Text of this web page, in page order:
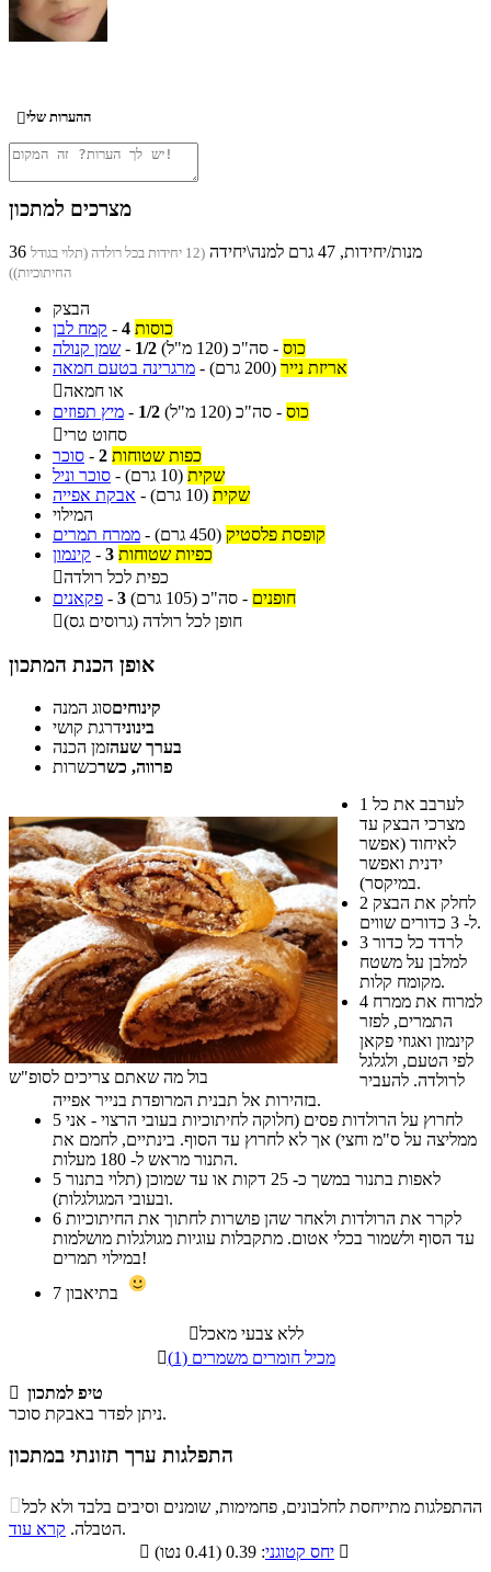
ההערות שלי
מצרכים למתכון
36 מנות/יחידות, 47 גרם למנה\יחידה
(12 יחידות בכל רולדה (תלוי בגודל
החיתוכיות))
הבצק
קמח לבן - 4 כוסות
שמן קנולה - 1/2 כוס - סה"כ (120 מ"ל)
מרגרינה בטעם חמאה - אריזת נייר (200 גרם)
או חמאה
מיץ תפוזים - 1/2 כוס - סה"כ (120 מ"ל)
סחוט טרי
סוכר - 2 כפות שטוחות
סוכר וניל - שקית (10 גרם)
אבקת אפייה - שקית (10 גרם)
המילוי
ממרח תמרים - קופסת פלסטיק (450 גרם)
קינמון - 3 כפיות שטוחות
כפית לכל רולדה
פקאנים - 3 חופנים - סה"כ (105 גרם)
חופן לכל רולדה (גרוסים גס)
אופן הכנת המתכון
קינוחיםסוג המנה
בינונידרגת קושי
בערך שעהזמן הכנה
פרווה, כשרכשרות
בול מה שאתם צריכים לסופ"ש
1
מצרכי הבצק עד
לאיחוד (אפשר
ידנית ואפשר
במיקסר).
2
ל- 3 כדורים שווים.
3
למלבן על משטח
מקומח קלות.
4
התמרים, לפזר
קינמון ואגוזי פקאן
לפי הטעם, ולגלגל
לרולדה. להעביר
בזהירות אל תבנית המרופדת בנייר אפייה.
5
ממליצה על ס"מ וחצי) אך לא לחרוץ עד הסוף. בינתיים, לחמם את
התנור מראש ל- 180 מעלות.
5
ובעובי המגולגלות).
6
עד הסוף ולשמור בכלי אטום. מתקבלות עוגיות מגולגלות מושלמות
במילוי תמרים!
7
ללא צבעי מאכל

מכיל חומרים משמרים (1)
 טיפ למתכון
ניתן לפדר באבקת סוכר.
התפלגות ערך תזונתי במתכון
התפלגות ערך תזונתי במתכון
סיבים
תזונתיים
שומנים חלבונים
62.4%
ההתפלגות מתייחסת לחלבונים, פחמימות, שומנים וסיבים בלבד ולא לכל
הטבלה. קרא עוד
.

יחס קטוגני 